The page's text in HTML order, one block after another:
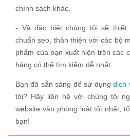
chính sách khác.
- Và đặc biệt chúng tôi sẽ thiết
chuẩn seo, thân thiện với các bộ
phẩm của bạn xuất hiện trên các
hàng có thể tìm kiếm dễ nhất.
Bạn đã sẵn sàng để sử dụngdịch
tôi? Hãy liên hệ với chúng tôi
website văn phòng luật tốt nhất,
bạn!